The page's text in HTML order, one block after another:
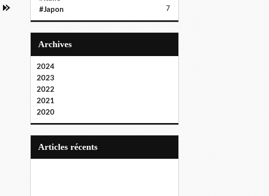
#Japon 7
Archives
2024
2023
2022
2021
2020
articles récents